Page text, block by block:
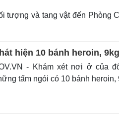
tượng và tang vật đến Phòng
hiện 10 bánh heroin,
- Khám xét nơi ở của
tấm ngói có 10 bánh